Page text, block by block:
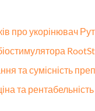
про укорінювач
та сумісність
та рентабельність